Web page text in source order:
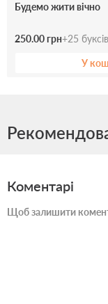
Будемо жити вічно
250.00 грн+25 буксів
У
Коментарі
Щоб залишити